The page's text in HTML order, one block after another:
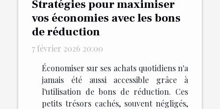
Stratégies pour maximiser
vos économies avec les bons
de réduction
7 février 2026 20:00
Économiser sur ses achats quotidiens n'a
jamais été aussi accessible grâce à
l'utilisation de bons de réduction. Ces
petits trésors cachés, souvent négligés,